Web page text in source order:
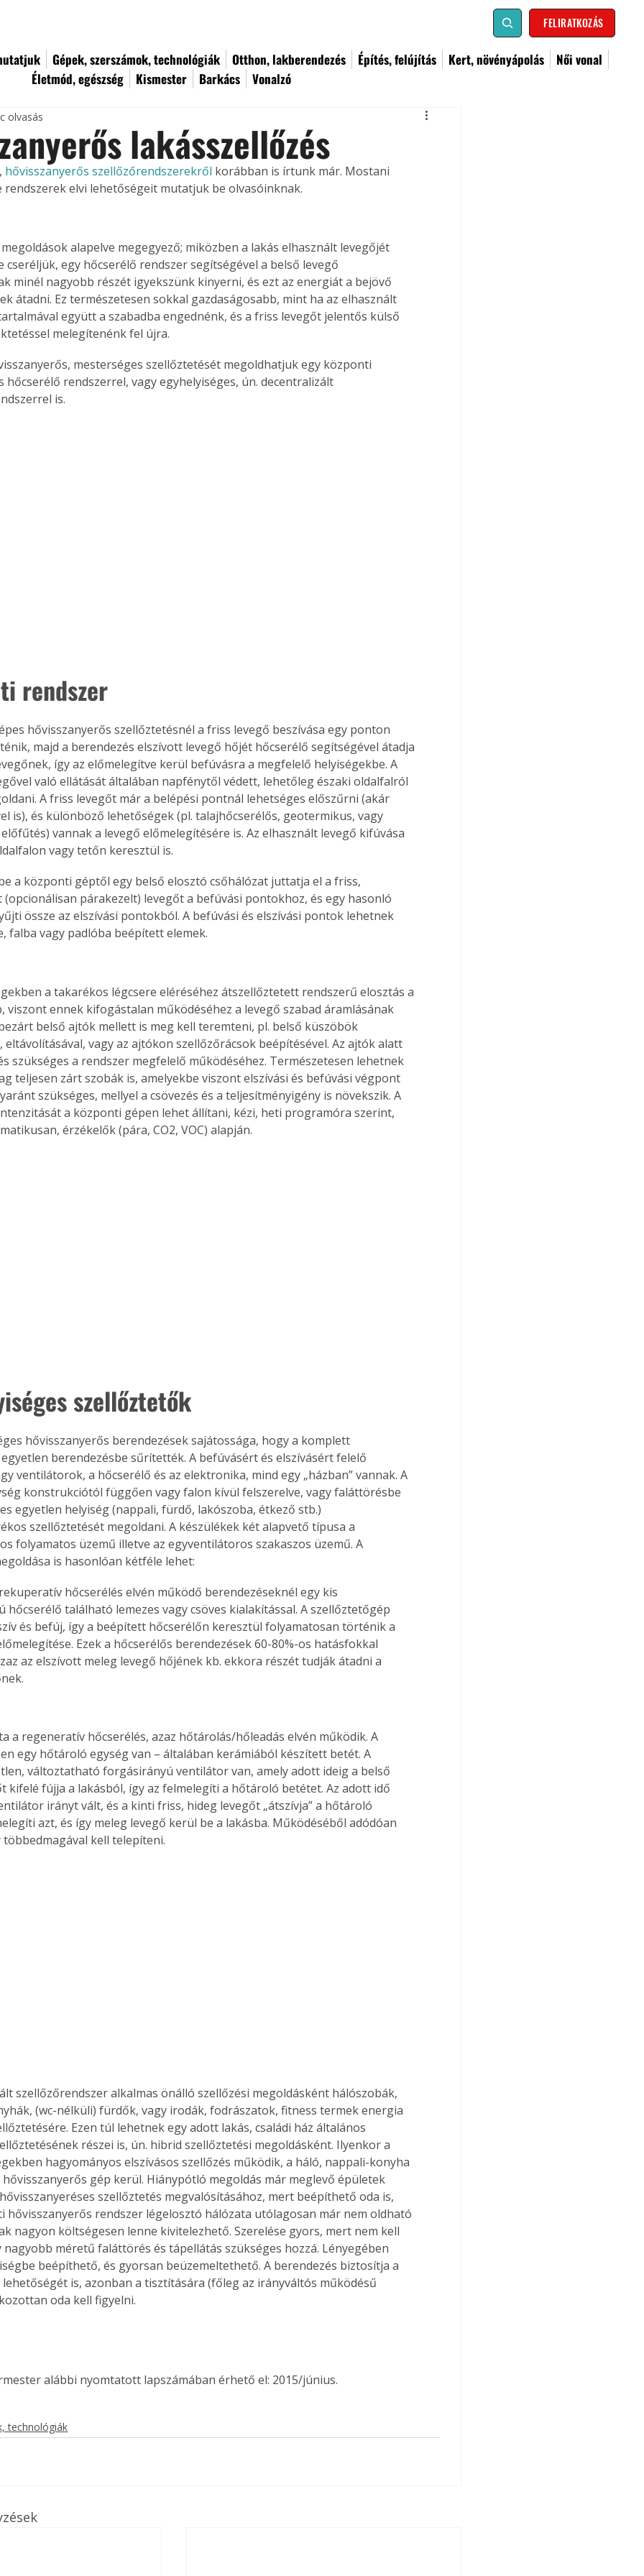
FELIRATKOZÁS
Gépek, szerszámok, technológiák Otthon, lakberendezés Építés, felújítás Kert, növényápolás
Női vonal
Életmód, egészség
Kismester Barkács Vonalzó
Old
új,
egyedi
vagy
is
élve
az
A
Együtt jobban megéri! A
könyvek tetszőleges
áron, 0 Ft postaköltséggel
megrendelhetők!
lakásszellőzés
olvasás
hővisszanyerős szellőzőrendszerekről korábban is írtunk már. Mostani
rendszerek elvi lehetőségeit mutatjuk be olvasóinknak.
alapelve megegyező; miközben a lakás elhasznált levegőjét
cseréljük, egy hőcserélő rendszer segítségével a belső levegő
minél nagyobb részét igyekszünk kinyerni, és ezt az energiát a bejövő
átadni. Ez természetesen sokkal gazdaságosabb, mint ha az elhasznált
együtt a szabadba engednénk, és a friss levegőt jelentős külső
melegítenénk fel újra.
mesterséges szellőztetését megoldhatjuk egy központi
hőcserélő rendszerrel, vagy egyhelyiséges, ún. decentralizált
is.
rendszer
hővisszanyerős szellőztetésnél a friss levegő beszívása egy ponton
majd a berendezés elszívott levegő hőjét hőcserélő segítségével átadja
így az előmelegítve kerül befúvásra a megfelelő helyiségekbe. A
való ellátását általában napfénytől védett, lehetőleg északi oldalfalról
A friss levegőt már a belépési pontnál lehetséges előszűrni (akár
is), és különböző lehetőségek (pl. talajhőcserélős, geotermikus, vagy
vannak a levegő előmelegítésére is. Az elhasznált levegő kifúvása
vagy tetőn keresztül is.
a központi géptől egy belső elosztó csőhálózat juttatja el a friss,
párakezelt) levegőt a befúvási pontokhoz, és egy hasonló
össze az elszívási pontokból. A befúvási és elszívási pontok lehetnek
falba vagy padlóba beépített elemek.
a takarékos légcsere eléréséhez átszellőztetett rendszerű elosztás a
viszont ennek kifogástalan működéséhez a levegő szabad áramlásának
belső ajtók mellett is meg kell teremteni, pl. belső küszöbök
eltávolításával, vagy az ajtókon szellőzőrácsok beépítésével. Az ajtók alatt
szükséges a rendszer megfelelő működéséhez. Természetesen lehetnek
teljesen zárt szobák is, amelyekbe viszont elszívási és befúvási végpont
szükséges, mellyel a csövezés és a teljesítményigény is növekszik. A
a központi gépen lehet állítani, kézi, heti programóra szerint,
érzékelők (pára, CO2, VOC) alapján.
szellőztetők
hővisszanyerős berendezések sajátossága, hogy a komplett
berendezésbe sűrítették. A befúvásért és elszívásért felelő
ventilátorok, a hőcserélő és az elektronika, mind egy „házban” vannak. A
konstrukciótól függően vagy falon kívül felszerelve, vagy faláttörésbe
egyetlen helyiség (nappali, fürdő, lakószoba, étkező stb.)
szellőztetését megoldani. A készülékek két alapvető típusa a
folyamatos üzemű illetve az egyventilátoros szakaszos üzemű. A
is hasonlóan kétféle lehet:
hőcserélés elvén működő berendezéseknél egy kis
hőcserélő található lemezes vagy csöves kialakítással. A szellőztetőgép
és befúj, így a beépített hőcserélőn keresztül folyamatosan történik a
Ezek a hőcserélős berendezések 60-80%-os hatásfokkal
az elszívott meleg levegő hőjének kb. ekkora részét tudják átadni a
a regeneratív hőcserélés, azaz hőtárolás/hőleadás elvén működik. A
egy hőtároló egység van – általában kerámiából készített betét. A
változtatható forgásirányú ventilátor van, amely adott ideig a belső
kifelé fújja a lakásból, így az felmelegíti a hőtároló betétet. Az adott idő
irányt vált, és a kinti friss, hideg levegőt „átszívja” a hőtároló
azt, és így meleg levegő kerül be a lakásba. Működéséből adódóan
többedmagával kell telepíteni.
szellőzőrendszer alkalmas önálló szellőzési megoldásként hálószobák,
(wc-nélküli) fürdők, vagy irodák, fodrászatok, fitness termek energia
Ezen túl lehetnek egy adott lakás, családi ház általános
részei is, ún. hibrid szellőztetési megoldásként. Ilyenkor a
hagyományos elszívásos szellőzés működik, a háló, nappali-konyha
gép kerül. Hiánypótló megoldás már meglevő épületek
szellőztetés megvalósításához, mert beépíthető oda is,
hővisszanyerős rendszer légelosztó hálózata utólagosan már nem oldható
nagyon költségesen lenne kivitelezhető. Szerelése gyors, mert nem kell
nagyobb méretű faláttörés és tápellátás szükséges hozzá. Lényegében
beépíthető, és gyorsan beüzemeltethető. A berendezés biztosítja a
is, azonban a tisztítására (főleg az irányváltós működésű
oda kell figyelni.
alábbi nyomtatott lapszámában érhető el: 2015/június.
technológiák